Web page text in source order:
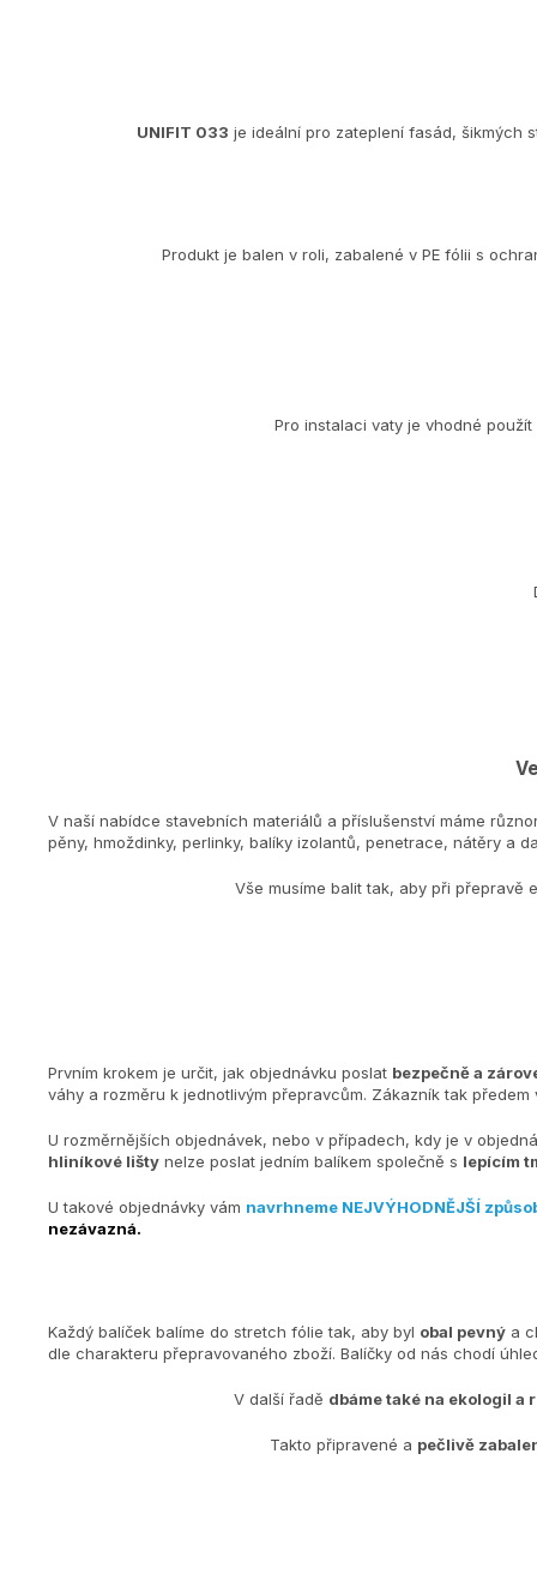
UNIFIT 033 je ideální pro zateplení fasád, šikmých
Produkt je balen v roli, zabalené v PE fólii s
Pro instalaci vaty je vhodné použít
V naší nabídce stavebních materiálů a příslušenství máme
pěny, hmoždinky, perlinky, balíky izolantů, penetrace, nátěry a
Vše musíme balit tak, aby při přepravě
Prvním krokem je určit, jak objednávku poslat bezpečně a
váhy a rozměru k jednotlivým přepravcům. Zákazník tak
U rozměrnějších objednávek, nebo v případech, kdy je v
hliníkové lišty nelze poslat jedním balíkem společně s lepícím
U takové objednávky vám navrhneme NEJVÝHODNĚJŠÍ
nezávazná.
Každý balíček balíme do stretch fólie tak, aby byl obal pevný a
dle charakteru přepravovaného zboží. Balíčky od nás chodí
V další řadě dbáme také na ekologiI a
Takto připravené a pečlivě